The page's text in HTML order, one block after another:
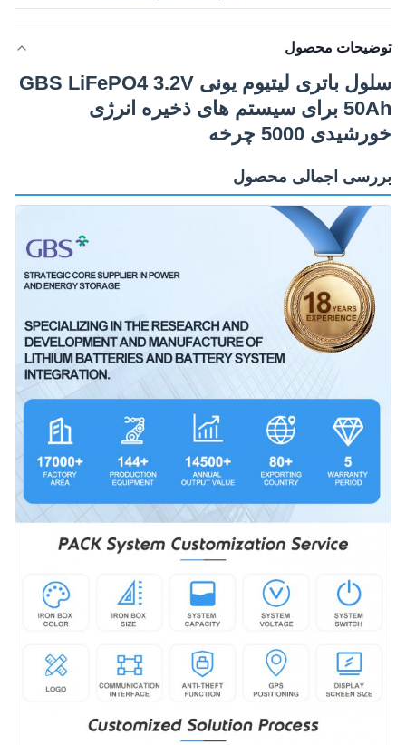
توضیحات محصول
سلول باتری لیتیوم یونی GBS LiFePO4 3.2V
50Ah برای سیستم های ذخیره انرژی
خورشیدی 5000 چرخه
بررسی اجمالی محصول